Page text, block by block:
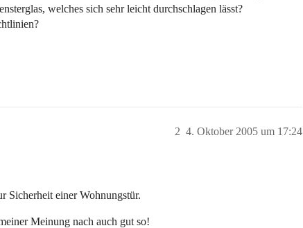
welches sich sehr leicht durchschlagen lässt?
4. Oktober 2005 um 17:24
2
Sicherheit einer Wohnungstür.
Meinung nach auch gut so!